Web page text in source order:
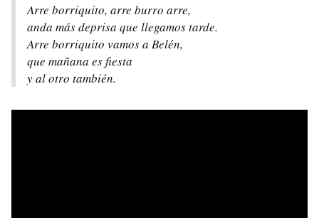
Arre borriquito, arre burro arre,
anda más deprisa que llegamos tarde.
Arre borriquito vamos a Belén,
que mañana es fiesta
y al otro también.